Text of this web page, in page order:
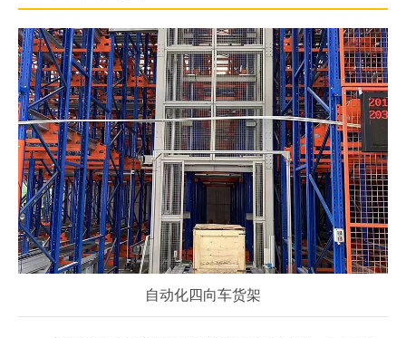
自动化四向车货架